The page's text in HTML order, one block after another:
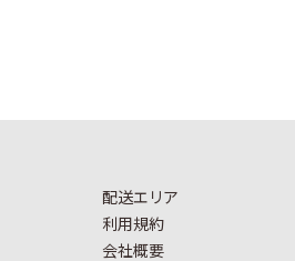
配送エリア
利用規約
会社概要